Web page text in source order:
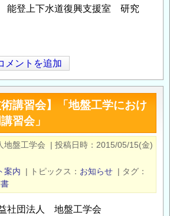
能登上下水道復興支援室 研究
メントを追加
術講習会】「地盤工学におけ
習会」
地盤工学会 | 投稿日時
2015/05/15(金)
案内 | トピックス お知らせ | タグ
社団法人 地盤工学会